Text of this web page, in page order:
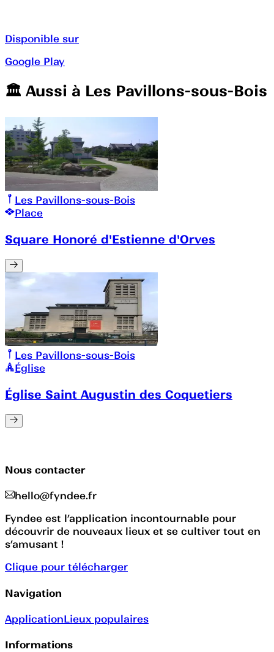
Disponible sur
Google Play
🏛️️ Aussi à Les Pavillons-sous-Bois
Les Pavillons-sous-Bois
Place
Square Honoré d'Estienne d'Orves
Les Pavillons-sous-Bois
Église
Église Saint Augustin des Coquetiers
Nous contacter
hello@fyndee.fr
Fyndee est l’application incontournable pour
découvrir de nouveaux lieux et se cultiver tout en
s’amusant !
Clique pour télécharger
Navigation
ApplicationLieux populaires
Informations